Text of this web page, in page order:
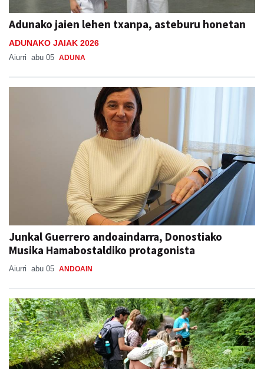
Adunako jaien lehen txanpa, asteburu honetan
ADUNAKO JAIAK 2026
Aiurri abu 05 ADUNA
Junkal Guerrero andoaindarra, Donostiako
Musika Hamabostaldiko protagonista
Aiurri abu 05 ANDOAIN